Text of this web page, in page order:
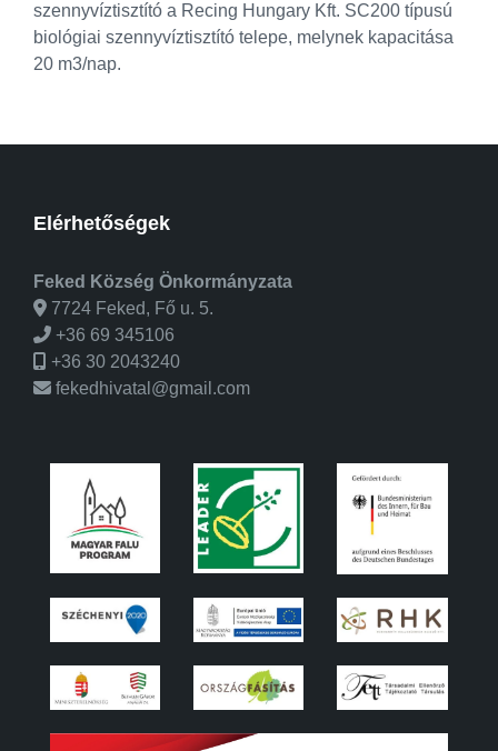
szennyvíztisztító a Recing Hungary Kft. SC200 típusú
biológiai szennyvíztisztító telepe, melynek kapacitása
20 m3/nap.
Elérhetőségek
Feked Község Önkormányzata
7724 Feked, Fő u. 5.
+36 69 345106
+36 30 2043240
fekedhivatal@gmail.com